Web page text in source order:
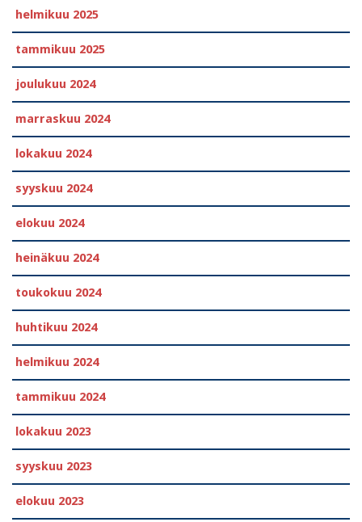
helmikuu 2025
tammikuu 2025
joulukuu 2024
marraskuu 2024
lokakuu 2024
syyskuu 2024
elokuu 2024
heinäkuu 2024
toukokuu 2024
huhtikuu 2024
helmikuu 2024
tammikuu 2024
lokakuu 2023
syyskuu 2023
elokuu 2023